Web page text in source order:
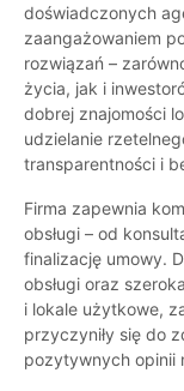
doświadczonych
zaangażowaniem
rozwiązań –
życia, jak i
dobrej znajomości
udzielanie
transparentności i
Firma zapewnia
obsługi – od
finalizację umowy.
obsługi oraz
i lokale użytkowe,
przyczyniły się do
pozytywnych opinii